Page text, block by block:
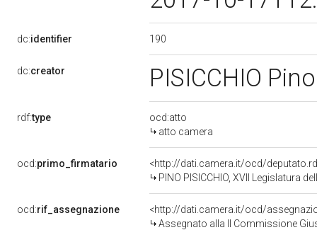
dc:identifier 190
dc:creator PISICCHIO
rdf:type
ocd:atto
atto camera
ocd:primo_firmatario
<http://dati.camera.it/ocd/
PINO PISICCHIO, XVII Legislatura
ocd:rif_assegnazione
<http://dati.camera.it/ocd/
Assegnato alla II Commissione